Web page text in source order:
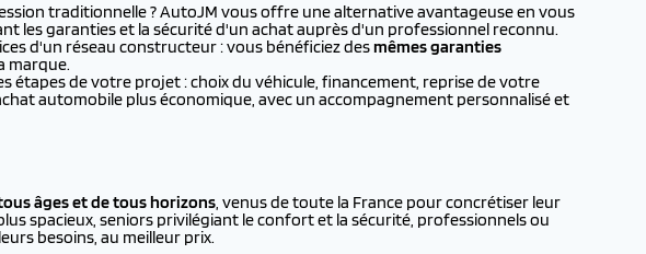
traditionnelle ? AutoJM vous offre une alternative avantageuse en vous
les garanties et la sécurité d'un achat auprès d'un professionnel reconnu.
d'un réseau constructeur : vous bénéficiez desmêmes garanties
marque.
étapes de votre projet : choix du véhicule, financement, reprise de votre
automobile plus économique, avec un accompagnement personnalisé et
âges et de tous horizons, venus de toute la France pour concrétiser leur
spacieux, seniors privilégiant le confort et la sécurité, professionnels ou
besoins, au meilleur prix.